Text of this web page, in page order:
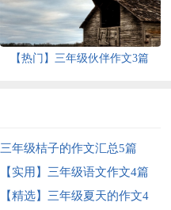
【热门】三年级伙伴作文3篇
三年级桔子的作文汇总5篇
【实用】三年级语文作文4篇
【精选】三年级夏天的作文4